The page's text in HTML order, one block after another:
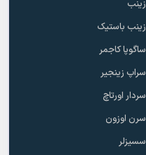
زینب
زینب باستیک
ساگوپا کاجمر
سراپ زینجیر
سردار اورتاچ
سرن اوزون
سسیزلر